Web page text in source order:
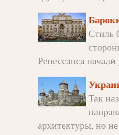
Стиль
Ренессанса начали
Так
архитектуры, но